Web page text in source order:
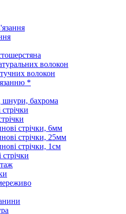
волокон
волокон
*
шнури, бахрома
стрічки, 6мм
стрічки, 25мм
стрічки, 1см